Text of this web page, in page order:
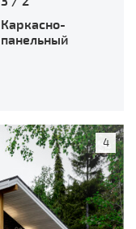
Каркасно-
панельный
4